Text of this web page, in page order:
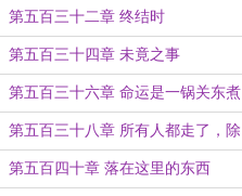
第五百三十二章 终结时
第五百三十四章 未竟之事
第五百三十六章 命运是一锅关东煮
第五百三十八章 所有人都走了，除
了耐磨王
第五百四十章 落在这里的东西